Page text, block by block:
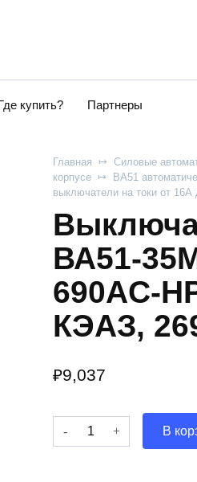
купить? Партнеры
Главная Силовые
корпусе
ВА51
выключатели на токи от 16А
ВА51-
690AC-
КЭАЗ,
₽9,037
Количество
Выключатель
В